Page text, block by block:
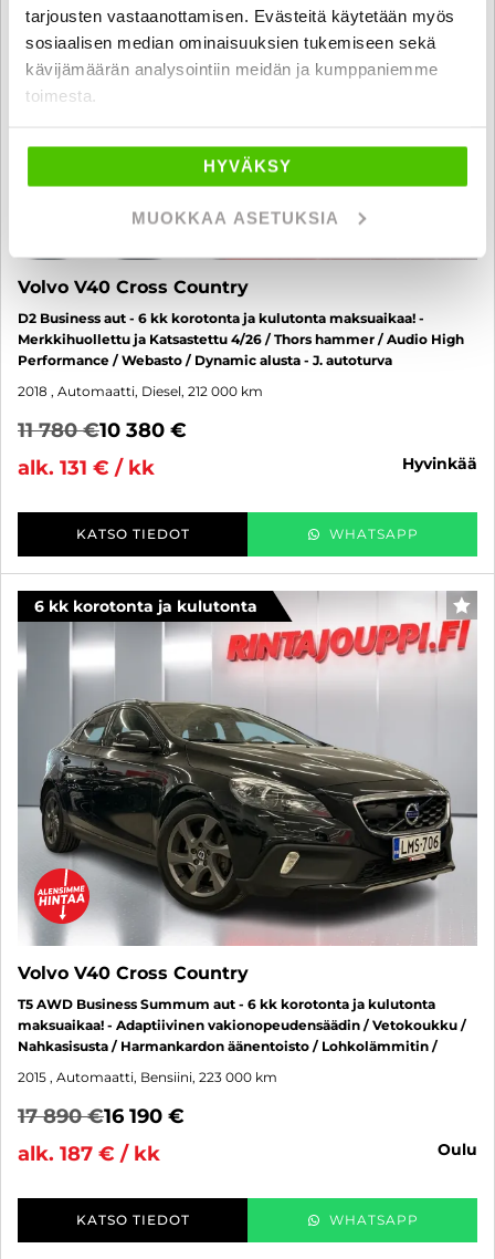
tarjousten vastaanottamisen. Evästeitä käytetään myös
sosiaalisen median ominaisuuksien tukemiseen sekä
kävijämäärän analysointiin meidän ja kumppaniemme
toimesta.
HYVÄKSY
MUOKKAA ASETUKSIA
Volvo V40 Cross Country
D2 Business aut - 6 kk korotonta ja kulutonta maksuaikaa! -
Merkkihuollettu ja Katsastettu 4/26 / Thors hammer / Audio High
Performance / Webasto / Dynamic alusta - J. autoturva
2018 , Automaatti, Diesel, 212 000 km
11 780 €10 380 €
alk. 131 € / kk
hyvinkää
KATSO TIEDOT WHATSAPP
6 kk korotonta ja kulutonta
Volvo V40 Cross Country
T5 AWD Business Summum aut - 6 kk korotonta ja kulutonta
maksuaikaa! - Adaptiivinen vakionopeudensäädin / Vetokoukku /
Nahkasisusta / Harmankardon äänentoisto / Lohkolämmitin /
2015 , Automaatti, Bensiini, 223 000 km
17 890 €16 190 €
alk. 187 € / kk
oulu
KATSO TIEDOT WHATSAPP